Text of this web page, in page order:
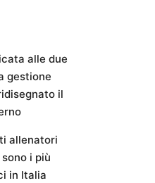
alle due
gestione
il
allenatori
i più
in Italia